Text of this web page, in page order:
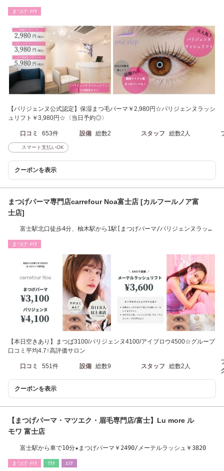
まつげ･ﾒｲｸ
【パリジェンヌ公式認定】保湿まつ毛パーマ￥2,980円☆パリジェンヌラッシ
ュリフト￥3,980円☆〈当日予約◎〉
口コミ 653件 設備 総数2 スタッフ 総数2人
スマート支払いOK
クーポンを表示
まつげパーマ専門店carrefour Noa富士店 [カルフールノア富
士店]
富士駅北口徒歩4分、柚木駅から1駅[まつげパーマ/パリジェンヌラッシ
まつげ･ﾒｲｸ
【本日空きあり】まつぱ3100/パリジェンヌ4100/アイブロウ4500☆グループ
口コミ平均4.7↑高評価サロン
口コミ 551件 設備 総数9 スタッフ 総数2人
クーポンを表示
【まつげパーマ・マツエク・眉毛専門店/富士】Lu more ル
モワ 富士店
富士駅から車で10分★まつげパーマ￥2490/メーテルラッシュ￥3820
まつげ･ﾒｲｸ ﾘﾗｸ ｴｽﾃ